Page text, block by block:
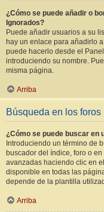
¿Cómo se puede añadir o
Ignorados?
Puede añadir usuarios a su
hay un enlace para añadirlo
puede hacerlo desde el
introduciendo su nombre.
misma página.
Arriba
Búsqueda en los foros
¿Cómo se puede buscar en
Introduciendo un término de
buscador del índice, foro o
avanzadas haciendo clic en
disponible en todas las
depende de la plantilla
Arriba